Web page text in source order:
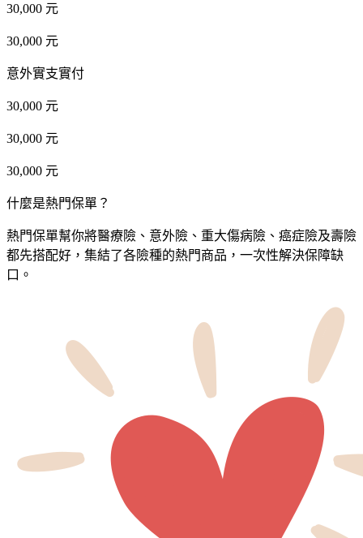
30,000 元
30,000 元
意外實支實付
30,000 元
30,000 元
30,000 元
什麼是熱門保單？
熱門保單幫你將醫療險、意外險、重大傷病險、癌症險及壽險
都先搭配好，集結了各險種的熱門商品，一次性解決保障缺
口。